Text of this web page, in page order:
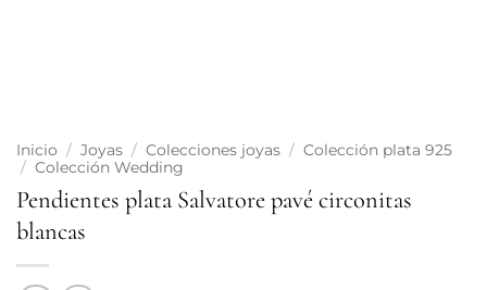
Inicio / Joyas / Colecciones joyas / Colección plata 925
/ Colección Wedding
Pendientes plata Salvatore pavé circonitas
blancas